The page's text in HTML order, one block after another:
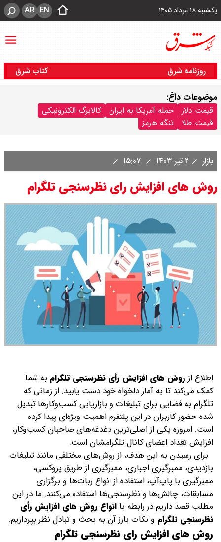
یکشنبه ۱۸ مرداد ۱۴۰۵ EN
AR
روزنامه شرق کتاب شرق
موضوعات داغ:
قیمت دلار حمله آمریکا به ایران
کالابرگ الکترونیکی
قیمت طلا
تنگه هرمز
بازار ۲ تیر ۱۴۰۳
روش های افزایش رای نظرسنجی تلگرام
اطلاع از روش های افزایش رأی نظرسنجی تلگرام به شما
کمک می‌کند تا به آمار دلخواه خود دست یابید. از زمانی که
تلگرام به فضایی برای تبلیغات و بازاریابی کسب‌وکارها تبدیل
شده حضور کاربران در این پلتفرم اهمیت ویژه‌ای پیدا کرده
است. امروزه یکی از اصلی‌ترین دغدغه‌های صاحبان کسب‌وکار،
افزایش تعداد اعضای کانال تلگرامشان است.
برای رسیدن به این هدف، از روش‌های مختلفی مانند تبلیغات
بازدیدی، ممبرگیری اجباری، ممبرگیری از طریق پروکسی،
ممبرگیری با پاپ‌آپ، استفاده از انواع ربات‌ها و برگزاری
مسابقات، چالش‌ها و نظرسنجی‌ها استفاده می‌کنند. ما در این
مطلب قصد داریم در رابطه با انواع روش های افزایش رأی
نظرسنجی تلگرام و نکات بارز آن به بحث و تبادل نظر بپردازیم.
روش های افزایش رای نظرسنجی تلگرام